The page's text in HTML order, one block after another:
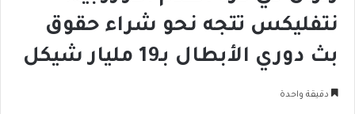
نتفليكس تتجه نحو شراء حقوق
بث دوري الأبطال بـ19 مليار شيكل
دقيقة واحدة